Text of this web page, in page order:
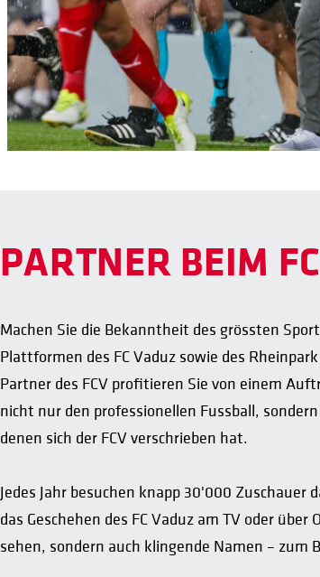
PARTNER BEIM
Machen Sie die Bekanntheit des grössten
Plattformen des FC Vaduz sowie des
Partner des FCV profitieren Sie von einem
nicht nur den professionellen Fussball,
denen sich der FCV verschrieben hat.
Jedes Jahr besuchen knapp 30'000
das Geschehen des FC Vaduz am TV oder
sehen, sondern auch klingende Namen – zum